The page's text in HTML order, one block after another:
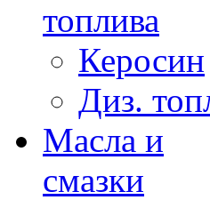
топлива
Керосин
Диз.
Масла и
смазки